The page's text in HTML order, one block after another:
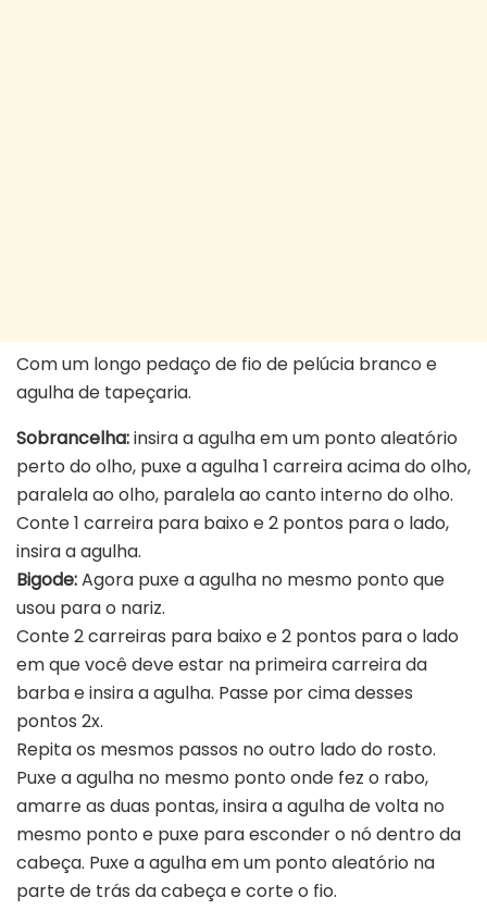
Com um longo pedaço de fio de pelúcia branco e
agulha de tapeçaria.
Sobrancelha:insira a agulha em um ponto aleatório
perto do olho, puxe a agulha 1 carreira acima do olho,
paralela ao olho, paralela ao canto interno do olho.
Conte 1 carreira para baixo e 2 pontos para o lado,
insira a agulha.
Bigode:Agora puxe a agulha no mesmo ponto que
usou para o nariz.
Conte 2 carreiras para baixo e 2 pontos para o lado
em que você deve estar na primeira carreira da
barba e insira a agulha. Passe por cima desses
pontos 2x.
Repita os mesmos passos no outro lado do rosto.
Puxe a agulha no mesmo ponto onde fez o rabo,
amarre as duas pontas, insira a agulha de volta no
mesmo ponto e puxe para esconder o nó dentro da
cabeça. Puxe a agulha em um ponto aleatório na
parte de trás da cabeça e corte o fio.